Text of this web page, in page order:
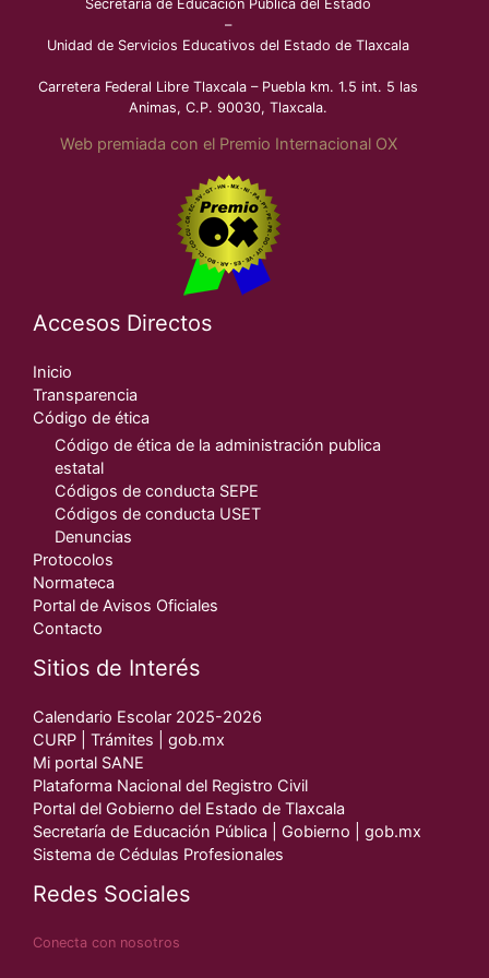
Secretaría de Educación Pública del Estado
–
Unidad de Servicios Educativos del Estado de Tlaxcala
Carretera Federal Libre Tlaxcala – Puebla km. 1.5 int. 5 las
Animas, C.P. 90030, Tlaxcala.
Web premiada con el Premio Internacional OX
Accesos Directos
Inicio
Transparencia
Código de ética
Código de ética de la administración publica
estatal
Códigos de conducta SEPE
Códigos de conducta USET
Denuncias
Protocolos
Normateca
Portal de Avisos Oficiales
Contacto
Sitios de Interés
Calendario Escolar 2025-2026
CURP | Trámites | gob.mx
Mi portal SANE
Plataforma Nacional del Registro Civil
Portal del Gobierno del Estado de Tlaxcala
Secretaría de Educación Pública | Gobierno | gob.mx
Sistema de Cédulas Profesionales
Redes Sociales
Conecta con nosotros